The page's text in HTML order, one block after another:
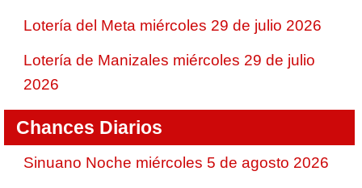
Lotería del Meta miércoles 29 de julio 2026
Lotería de Manizales miércoles 29 de julio
2026
Chances Diarios
Sinuano Noche miércoles 5 de agosto 2026